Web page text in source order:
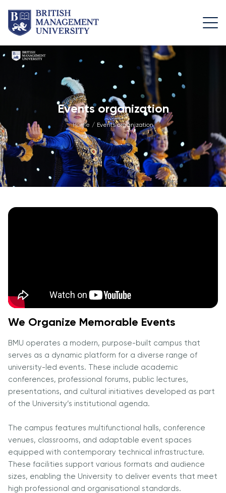
О Нас
Послание Ректора
Лицензия и Диплом
Учебно-ресурсный
центр
Видение, Миссия и
Цели
Промышленное
Ассоциациях
Партнерство
University of
Reading
Queen Margaret
University
Центр Прикладных
Команда
Руководящая
Команда
Факультет
Общего
Образования
Факультет
Менеджмента
Академический
Вакансии
Программы
Программа
Foundation
Структура
программы
Заявка и сборы
Вступительные
Экзамены по
Математике
Подготовительные
Курсы
Программа Pre-
Подготовка к
экзаменам Excel
Expert и Power
BI Data Analyst.
Цифровое
Использованием
Искусственного
Интеллекта и
Бизнес-
Информатики
Жизнь в
BMU
Кампус
Что нового?
Фото
Events organization
Home / Events organization
We Organize Memorable Events
BMU operates a modern, purpose-built campus that
serves as a dynamic platform for a diverse range of
university-led events. These include academic
conferences, professional forums, public lectures,
presentations, and cultural initiatives developed as part
of the University’s institutional agenda.
The campus features multifunctional halls, conference
venues, classrooms, and adaptable event spaces
equipped with contemporary technical infrastructure.
These facilities support various formats and audience
sizes, enabling the University to deliver events that meet
high professional and organisational standards.